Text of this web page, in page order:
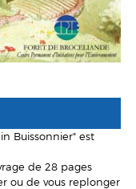
Buissonnier" est
de 28 pages
ou de vous replonger